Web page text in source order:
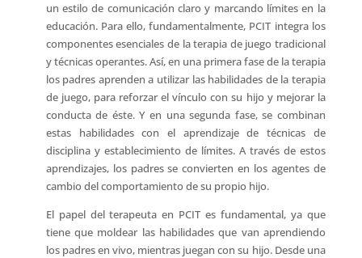
un estilo de comunicación claro y marcando límites en la
educación. Para ello, fundamentalmente, PCIT integra los
componentes esenciales de la terapia de juego tradicional
y técnicas operantes. Así, en una primera fase de la terapia
los padres aprenden a utilizar las habilidades de la terapia
de juego, para reforzar el vínculo con su hijo y mejorar la
conducta de éste. Y en una segunda fase, se combinan
estas habilidades con el aprendizaje de técnicas de
disciplina y establecimiento de límites. A través de estos
aprendizajes, los padres se convierten en los agentes de
cambio del comportamiento de su propio hijo.
El papel del terapeuta en PCIT es fundamental, ya que
tiene que moldear las habilidades que van aprendiendo
los padres en vivo, mientras juegan con su hijo. Desde una